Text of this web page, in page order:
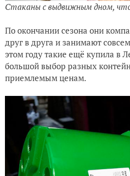
Стаканы с выдвижным дном, что
По окончании сезона они
друг в друга и занимают
этом году такие ещё купила в
большой выбор разных
приемлемым ценам.